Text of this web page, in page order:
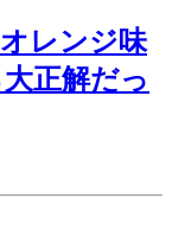
レンジ味
正解だっ